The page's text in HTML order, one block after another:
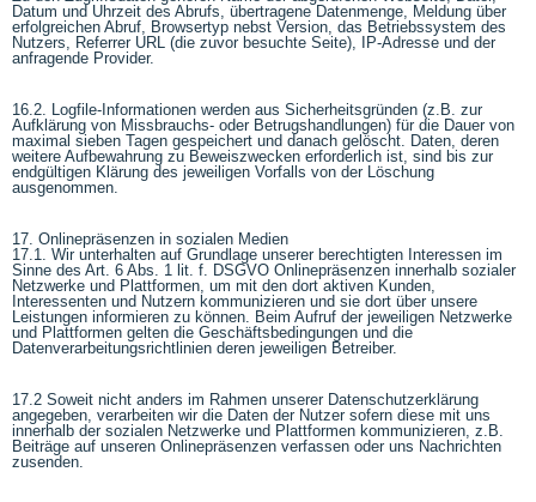
Datum und Uhrzeit des Abrufs, übertragene Datenmenge, Meldung über
erfolgreichen Abruf, Browsertyp nebst Version, das Betriebssystem des
Nutzers, Referrer URL (die zuvor besuchte Seite), IP-Adresse und der
anfragende Provider.
16.2. Logfile-Informationen werden aus Sicherheitsgründen (z.B. zur
Aufklärung von Missbrauchs- oder Betrugshandlungen) für die Dauer von
maximal sieben Tagen gespeichert und danach gelöscht. Daten, deren
weitere Aufbewahrung zu Beweiszwecken erforderlich ist, sind bis zur
endgültigen Klärung des jeweiligen Vorfalls von der Löschung
ausgenommen.
17. Onlinepräsenzen in sozialen Medien
17.1. Wir unterhalten auf Grundlage unserer berechtigten Interessen im
Sinne des Art. 6 Abs. 1 lit. f. DSGVO Onlinepräsenzen innerhalb sozialer
Netzwerke und Plattformen, um mit den dort aktiven Kunden,
Interessenten und Nutzern kommunizieren und sie dort über unsere
Leistungen informieren zu können. Beim Aufruf der jeweiligen Netzwerke
und Plattformen gelten die Geschäftsbedingungen und die
Datenverarbeitungsrichtlinien deren jeweiligen Betreiber.
17.2 Soweit nicht anders im Rahmen unserer Datenschutzerklärung
angegeben, verarbeiten wir die Daten der Nutzer sofern diese mit uns
innerhalb der sozialen Netzwerke und Plattformen kommunizieren, z.B.
Beiträge auf unseren Onlinepräsenzen verfassen oder uns Nachrichten
zusenden.